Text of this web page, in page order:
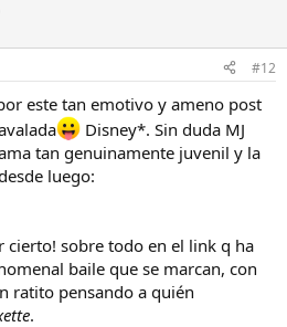
#12
este tan emotivo y ameno post
Disney*. Sin duda MJ
tan genuinamente juvenil y la
luego:
cierto! sobre todo en el link q ha
baile que se marcan, con
ratito pensando a quién
.